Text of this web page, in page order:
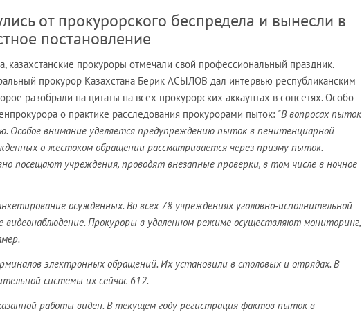
от прокурорского беспредела и вынесли в
постановление
казахстанские прокуроры отмечали свой профессиональный праздник.
прокурор Казахстана Берик АСЫЛОВ дал интервью республиканским
разобрали на цитаты на всех прокурорских аккаунтах в соцсетях. Особо
о практике расследования прокурорами пыток: "В вопросах пыток
Особое внимание уделяется предупреждению пыток в пенитенциарной
о жестоком обращении рассматривается через призму пыток.
посещают учреждения, проводят внезапные проверки, в том числе в ночное
осужденных. Во всех 78 учреждениях уголовно-исполнительной
видеонаблюдение. Прокуроры в удаленном режиме осуществляют
электронных обращений. Их установили в столовых и отрядах. В
системы их сейчас 612.
работы виден. В текущем году регистрация фактов пыток в